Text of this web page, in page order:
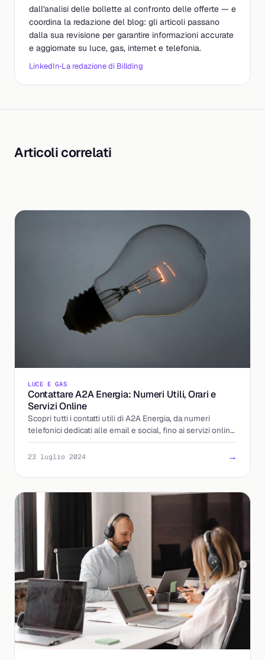
dall'analisi delle bollette al confronto delle offerte — e
coordina la redazione del blog: gli articoli passano
dalla sua revisione per garantire informazioni accurate
e aggiornate su luce, gas, internet e telefonia.
LinkedIn·La redazione di Billding
Articoli correlati
LUCE E GAS
Contattare A2A Energia: Numeri Utili, Orari e
Servizi Online
Scopri tutti i contatti utili di A2A Energia, da numeri
telefonici dedicati alle email e social, fino ai servizi online
per gestire le tue utenze.
23 luglio 2024 →